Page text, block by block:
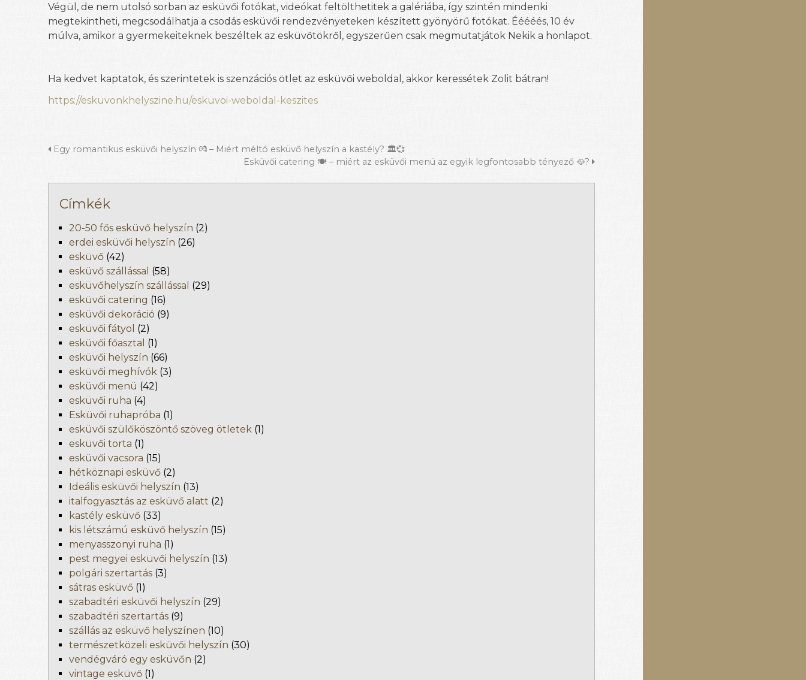
Végül, de nem utolsó sorban az esküvői fotókat, videókat feltölthetitek a galériába, így szintén mindenki
megtekintheti, megcsodálhatja a csodás esküvői rendezvényeteken készített gyönyörű fotókat. Ééééés, 10 év
múlva, amikor a gyermekeiteknek beszéltek az esküvőtökről, egyszerűen csak megmutatjátok Nekik a honlapot.
Ha kedvet kaptatok, és szerintetek is szenzációs ötlet az esküvői weboldal, akkor keressétek Zolit bátran!
https://eskuvonkhelyszine.hu/eskuvoi-weboldal-keszites
Egy romantikus esküvői helyszín 💏 – Miért méltó esküvő helyszín a kastély? 🏛💞
Esküvői catering 🍽 – miért az esküvői menü az egyik legfontosabb tényező 🥘?
Címkék
20-50 fős esküvő helyszín (2)
erdei esküvői helyszín (26)
esküvő (42)
esküvő szállással (58)
esküvőhelyszín szállással (29)
esküvői catering (16)
esküvői dekoráció (9)
esküvői fátyol (2)
esküvői főasztal (1)
esküvői helyszín (66)
esküvői meghívók (3)
esküvői menü (42)
esküvői ruha (4)
Esküvői ruhapróba (1)
esküvői szülőköszöntő szöveg ötletek (1)
esküvői torta (1)
esküvői vacsora (15)
hétköznapi esküvő (2)
Ideális esküvői helyszín (13)
italfogyasztás az esküvő alatt (2)
kastély esküvő (33)
kis létszámú esküvő helyszín (15)
menyasszonyi ruha (1)
pest megyei esküvői helyszín (13)
polgári szertartás (3)
sátras esküvő (1)
szabadtéri esküvői helyszín (29)
szabadtéri szertartás (9)
szállás az esküvő helyszínen (10)
természetközeli esküvői helyszín (30)
vendégváró egy esküvőn (2)
vintage esküvő (1)